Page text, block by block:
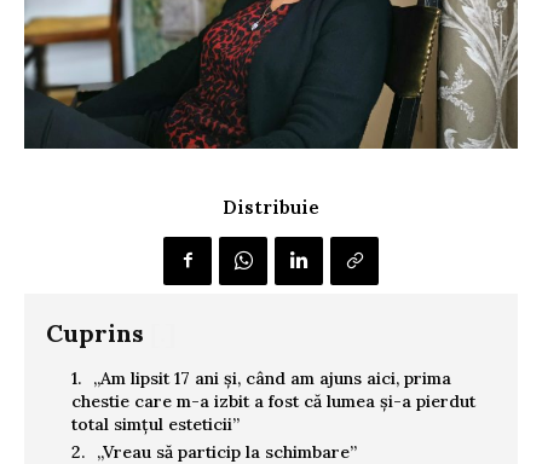
Distribuie
Cuprins
„Am lipsit 17 ani și, când am ajuns aici, prima
chestie care m-a izbit a fost că lumea și-a pierdut
total simțul esteticii”
„Vreau să particip la schimbare”